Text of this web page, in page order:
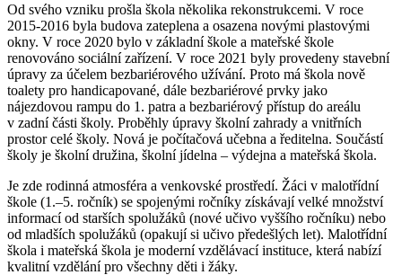
Od svého vzniku prošla škola několika rekonstrukcemi. V roce
2015-2016 byla budova zateplena a osazena novými plastovými
okny. V roce 2020 bylo v základní škole a mateřské škole
renovováno sociální zařízení. V roce 2021 byly provedeny stavební
úpravy za účelem bezbariérového užívání. Proto má škola nově
toalety pro handicapované, dále bezbariérové prvky jako
nájezdovou rampu do 1. patra a bezbariérový přístup do areálu
v zadní části školy. Proběhly úpravy školní zahrady a vnitřních
prostor celé školy. Nová je počítačová učebna a ředitelna. Součástí
školy je školní družina, školní jídelna – výdejna a mateřská škola.
Je zde rodinná atmosféra a venkovské prostředí. Žáci v malotřídní
škole (1.–5. ročník) se spojenými ročníky získávají velké množství
informací od starších spolužáků (nové učivo vyššího ročníku) nebo
od mladších spolužáků (opakují si učivo předešlých let). Malotřídní
škola i mateřská škola je moderní vzdělávací instituce, která nabízí
kvalitní vzdělání pro všechny děti i žáky.